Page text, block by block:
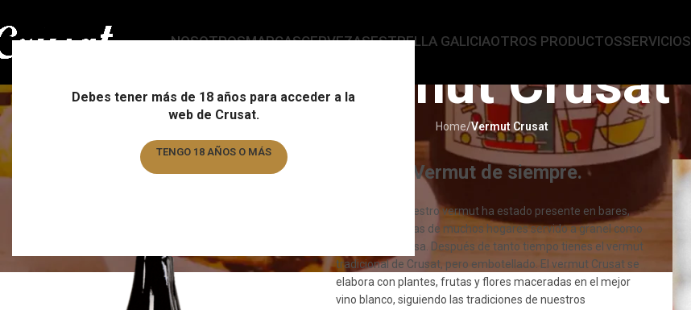
Debes tener más de 18 años para acceder a la
web de Crusat.
TENGO 18 AÑOS O MÁS
NOSOTROSMARCASCERVEZASESTRELLA GALICIAOTROS PRODUCTOSSERVICIOS
Vermut Crusat
Home/Vermut Crusat
Nuestro Vermut de siempre.
nuestro vermut ha estado presente en bares,
bodegas y mesas de muchos hogares servido a granel como
vermut de la casa. Después de tanto tiempo tienes el vermut
tradicional de Crusat, pero embotellado. El vermut Crusat se
elabora con plantes, frutas y flores maceradas en el mejor
vino blanco, siguiendo las tradiciones de nuestros